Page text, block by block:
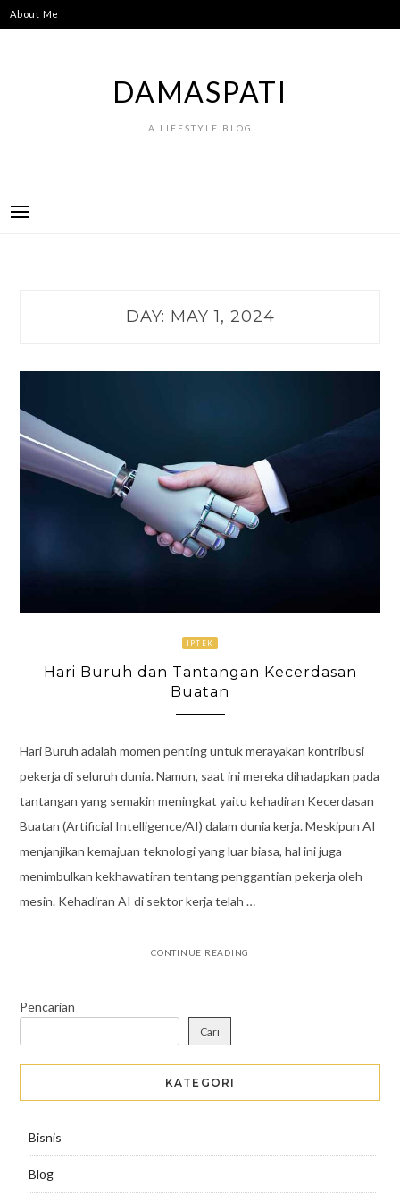
Skip
to
About Me
DAMASPATI
A LIFESTYLE BLOG
DAY: MAY 1, 2024
IPTEK
Hari Buruh dan Tantangan Kecerdasan
Buatan
Hari Buruh adalah momen penting untuk merayakan kontribusi
pekerja di seluruh dunia. Namun, saat ini mereka dihadapkan pada
tantangan yang semakin meningkat yaitu kehadiran Kecerdasan
Buatan (Artificial Intelligence/AI) dalam dunia kerja. Meskipun AI
menjanjikan kemajuan teknologi yang luar biasa, hal ini juga
menimbulkan kekhawatiran tentang penggantian pekerja oleh
mesin. Kehadiran AI di sektor kerja telah …
CONTINUE READING
Pencarian
Cari
KATEGORI
Bisnis
Blog